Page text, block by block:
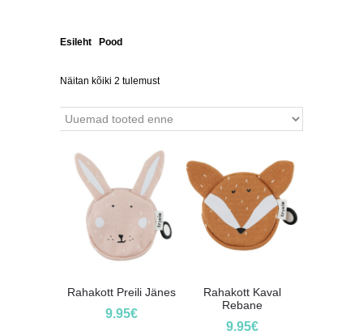
Esileht Pood
Näitan kõiki 2 tulemust
Rahakott Preili Jänes
9.95€
Rahakott Kaval
Rebane
9.95€